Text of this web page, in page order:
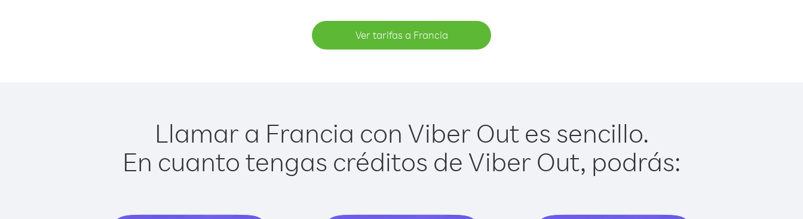
Ver tarifas a Francia
Llamar a Francia con Viber Out es sencillo.
En cuanto tengas créditos de Viber Out, podrás: